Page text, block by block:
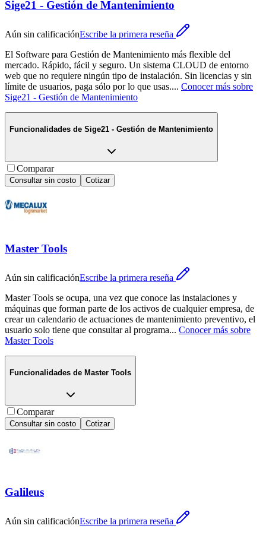
Sige21 - Gestión de Mantenimiento
Aún sin calificaciónEscribe la primera reseña
El Software para Gestión de Mantenimiento más flexible del
mercado. Rápido, fácil y seguro. Un sistema CLOUD de entorno
web que no requiere ningún tipo de instalación. Sin licencias y sin
límite de usuarios, paga sólo por lo que usas.... Conocer más sobre
Sige21 - Gestión de Mantenimiento
Funcionalidades de Sige21 - Gestión de Mantenimiento
Comparar
Consultar sin costo Cotizar
Master Tools
Aún sin calificaciónEscribe la primera reseña
Master Tools se ocupa, una vez que conoce las instalaciones y
máquinas que forman parte de los activos de cualquier empresa, de
crear un calendario de actuaciones de mantenimiento preventivo, el
usuario solo tiene que consultar al programa... Conocer más sobre
Master Tools
Funcionalidades de Master Tools
Comparar
Consultar sin costo Cotizar
Galileus
Aún sin calificaciónEscribe la primera reseña